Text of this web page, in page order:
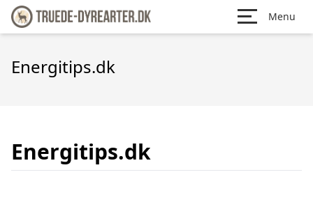
Menu
Energitips.dk
Energitips.dk